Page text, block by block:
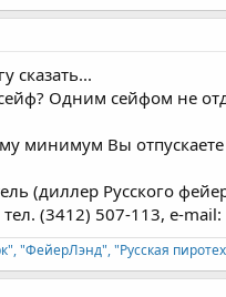
сказать...
Одним сейфом не
минимум Вы отпускаете
(диллер Русского
(3412) 507-113, e-mail:
"ФейерЛэнд", "Русская